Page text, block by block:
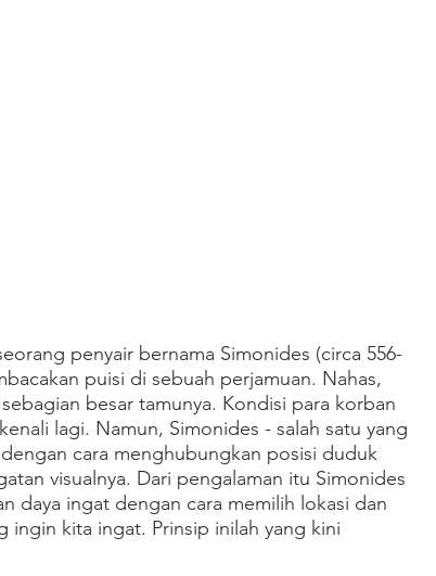
penyair bernama Simonides (circa 556-
puisi di sebuah perjamuan. Nahas,
besar tamunya. Kondisi para korban
lagi. Namun, Simonides - salah satu yang
cara menghubungkan posisi duduk
visualnya. Dari pengalaman itu Simonides
daya ingat dengan cara memilih lokasi dan
ingin kita ingat. Prinsip inilah yang kini